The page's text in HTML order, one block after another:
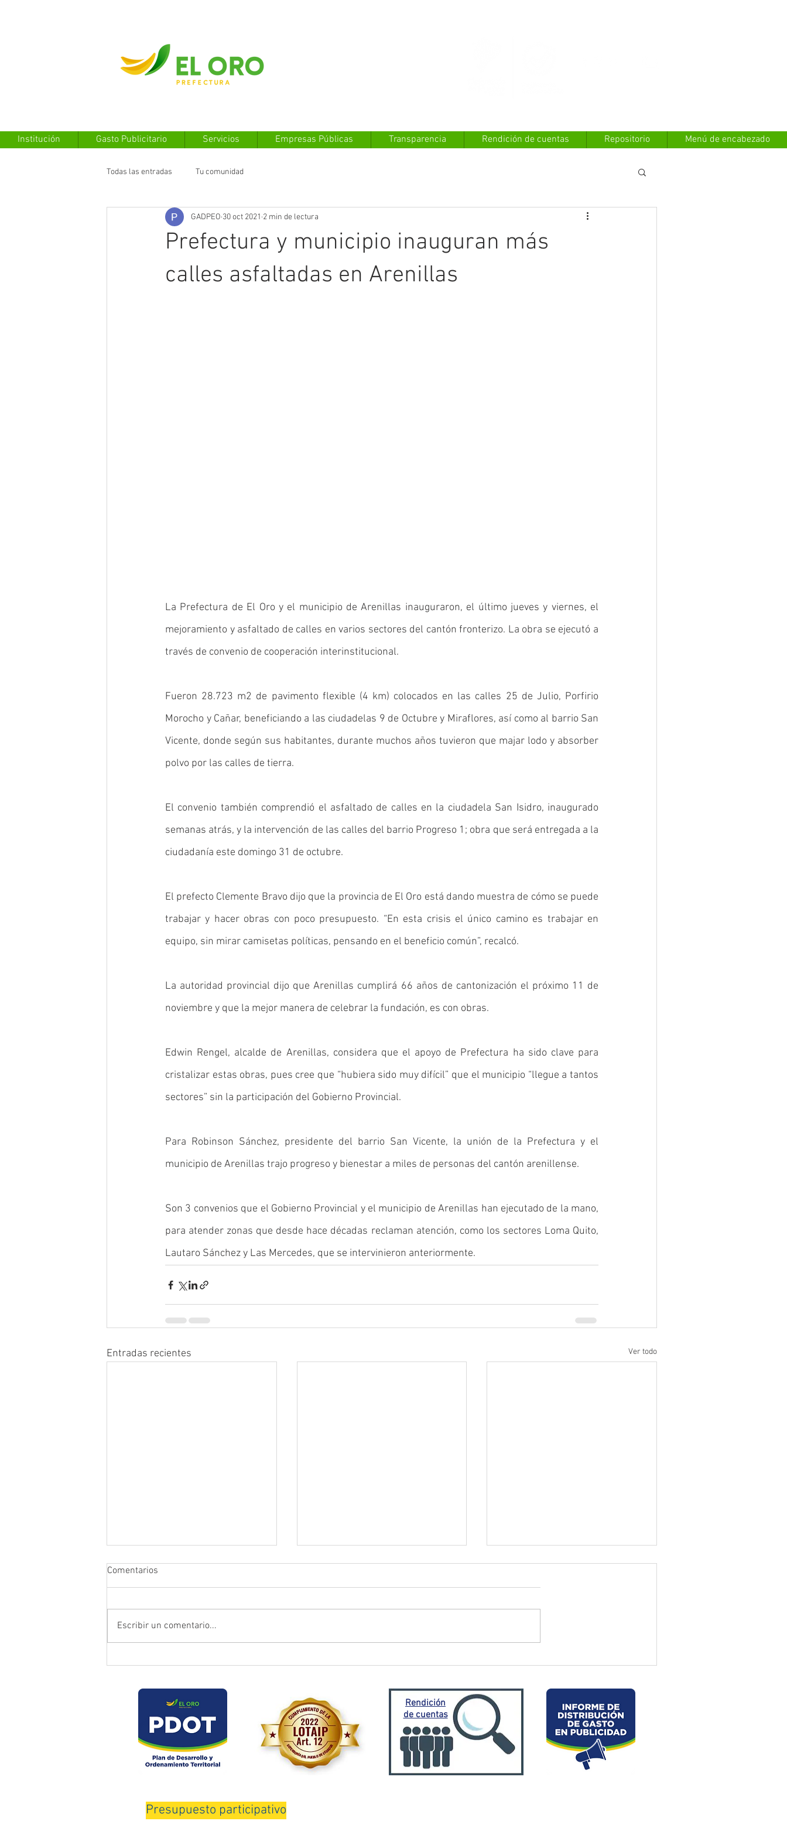
Institución Gasto Publicitario Servicios Empresas Públicas Transparencia Rendición de cuentas Repositorio Menú de encabezado
Todas las entradas Tu comunidad
Prefectura y municipio inauguran más
calles asfaltadas en Arenillas
GADPEO 30 oct 2021 2 min de lectura
La Prefectura de El Oro y el municipio de Arenillas inauguraron, el último jueves y viernes, el
mejoramiento y asfaltado de calles en varios sectores del cantón fronterizo. La obra se ejecutó a
través de convenio de cooperación interinstitucional.
Fueron 28.723 m2 de pavimento flexible (4 km) colocados en las calles 25 de Julio, Porfirio
Morocho y Cañar, beneficiando a las ciudadelas 9 de Octubre y Miraflores, así como al barrio San
Vicente, donde según sus habitantes, durante muchos años tuvieron que majar lodo y absorber
polvo por las calles de tierra.
El convenio también comprendió el asfaltado de calles en la ciudadela San Isidro, inaugurado
semanas atrás, y la intervención de las calles del barrio Progreso 1; obra que será entregada a la
ciudadanía este domingo 31 de octubre.
El prefecto Clemente Bravo dijo que la provincia de El Oro está dando muestra de cómo se puede
trabajar y hacer obras con poco presupuesto. “En esta crisis el único camino es trabajar en
equipo, sin mirar camisetas políticas, pensando en el beneficio común”, recalcó.
La autoridad provincial dijo que Arenillas cumplirá 66 años de cantonización el próximo 11 de
noviembre y que la mejor manera de celebrar la fundación, es con obras.
Edwin Rengel, alcalde de Arenillas, considera que el apoyo de Prefectura ha sido clave para
cristalizar estas obras, pues cree que “hubiera sido muy difícil” que el municipio “llegue a tantos
sectores” sin la participación del Gobierno Provincial.
Para Robinson Sánchez, presidente del barrio San Vicente, la unión de la Prefectura y el
municipio de Arenillas trajo progreso y bienestar a miles de personas del cantón arenillense.
Son 3 convenios que el Gobierno Provincial y el municipio de Arenillas han ejecutado de la mano,
para atender zonas que desde hace décadas reclaman atención, como los sectores Loma Quito,
Lautaro Sánchez y Las Mercedes, que se intervinieron anteriormente.
Entradas recientes Ver todo
Comentarios
Escribir un comentario...
Rendición
de cuentas
Presupuesto participativo